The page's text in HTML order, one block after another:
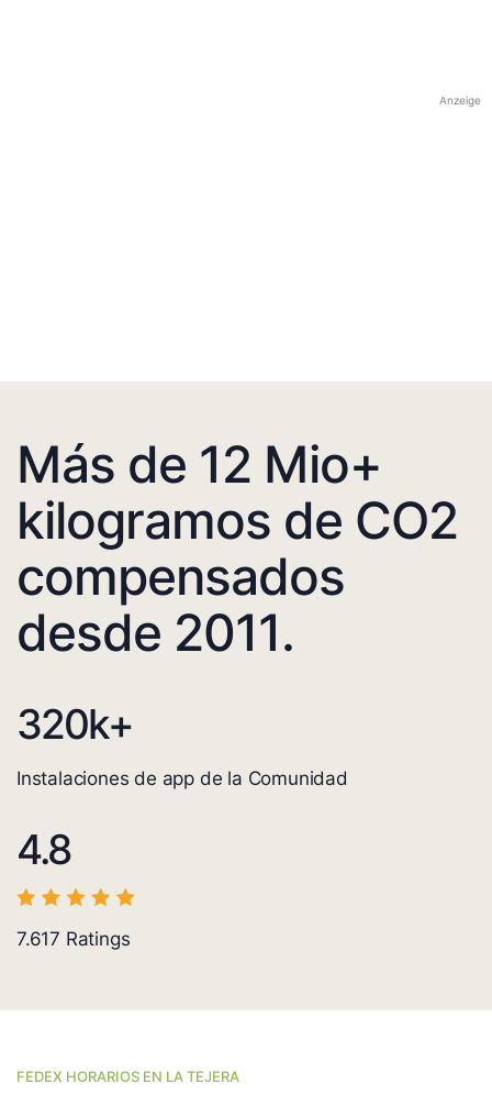
Anzeige
Más de 12 Mio+
kilogramos de CO2
compensados
desde 2011.
320k+
Instalaciones de app de la Comunidad
4.8
7.617 Ratings
FEDEX HORARIOS EN LA TEJERA